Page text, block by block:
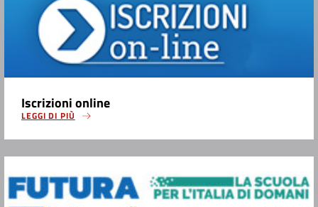
Iscrizioni online
LEGGI DI PIÙ